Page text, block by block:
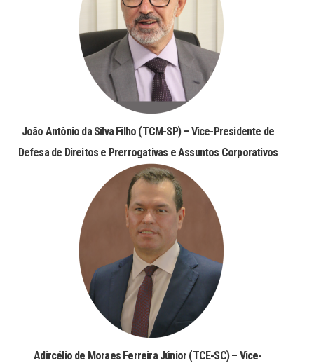
João Antônio da Silva Filho (TCM-SP) – Vice-Presidente de
Defesa de Direitos e Prerrogativas e Assuntos Corporativos
Adircélio de Moraes Ferreira Júnior (TCE-SC) – Vice-